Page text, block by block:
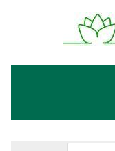
contenido